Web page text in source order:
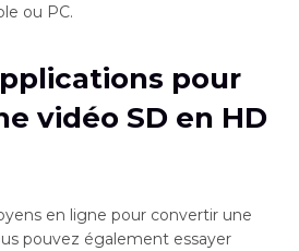
ou PC.
pour
vidéo SD en HD
en ligne pour convertir une
pouvez également essayer